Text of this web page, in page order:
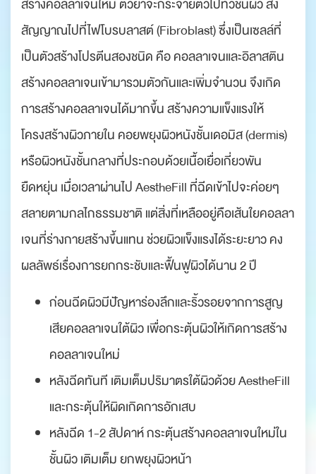
สร้างคอลลาเจนใหม่ ตัวยาจะกระจายตัวไปทั่วชั้นผิว ส่ง
สัญญาณไปที่ไฟโบรบลาสต์ (Fibroblast) ซึ่งเป็นเซลล์ที่
เป็นตัวสร้างโปรตีนสองชนิด คือ คอลลาเจนและอิลาสติน
สร้างคอลลาเจนเข้ามารวมตัวกันและเพิ่มจำนวน จึงเกิด
การสร้างคอลลาเจนได้มากขึ้น สร้างความแข็งแรงให้
โครงสร้างผิวภายใน คอยพยุงผิวหนังชั้นเดอมิส (dermis)
หรือผิวหนังชั้นกลางที่ประกอบด้วยเนื้อเยื่อเกี่ยวพัน
ยืดหยุ่น เมื่อเวลาผ่านไป AestheFill ที่ฉีดเข้าไปจะค่อยๆ
สลายตามกลไกธรรมชาติ แต่สิ่งที่เหลืออยู่คือเส้นใยคอลลา
เจนที่ร่างกายสร้างขึ้นแทน ช่วยผิวแข็งแรงได้ระยะยาว คง
ผลลัพธ์เรื่องการยกกระชับและฟื้นฟูผิวได้นาน 2 ปี
ก่อนฉีดผิวมีปัญหาร่องลึกและริ้วรอยจากการสูญ
เสียคอลลาเจนใต้ผิว เพื่อกระตุ้นผิวให้เกิดการสร้าง
คอลลาเจนใหม่
หลังฉีดทันที เติมเต็มปริมาตรใต้ผิวด้วย AestheFill
และกระตุ้นให้ผิดเกิดการอักเสบ
หลังฉีด 1-2 สัปดาห์ กระตุ้นสร้างคอลลาเจนใหม่ใน
ชั้นผิว เติมเต็ม ยกพยุงผิวหน้า